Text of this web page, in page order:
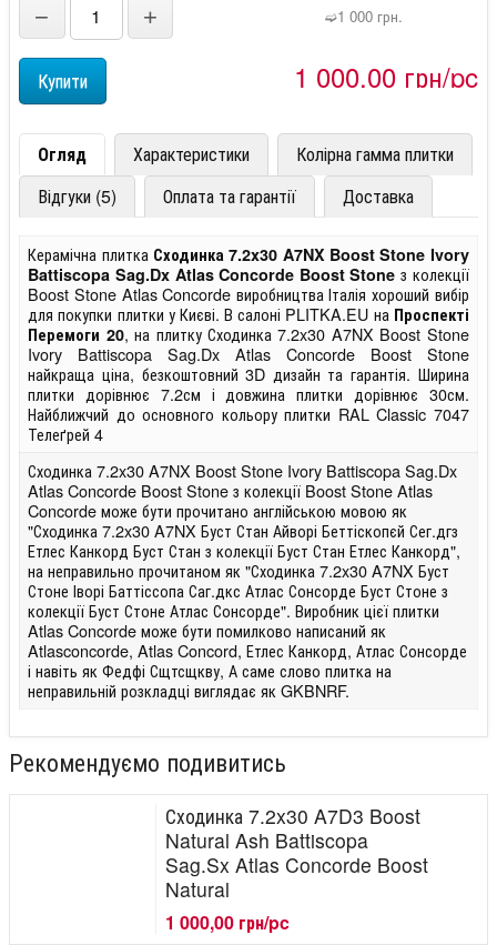
− + ➫1 000 грн.
1 000,00 грн/pc
Огляд Характеристики
Колірна гамма плитки
Відгуки (5)
Оплата та гарантії Доставка
Керамічна плитка Сходинка 7.2x30 A7NX Boost Stone Ivory
Battiscopa Sag.Dx Atlas Concorde Boost Stone з колекції
Boost Stone Atlas Concorde виробництва Італія хороший вибір
для покупки плитки у Києві. В салоні PLITKA.EU на Проспекті
Перемоги 20, на плитку Сходинка 7.2x30 A7NX Boost Stone
Ivory Battiscopa Sag.Dx Atlas Concorde Boost Stone
найкраща ціна, безкоштовний 3D дизайн та гарантія. Ширина
плитки дорівнює 7.2см і довжина плитки дорівнює 30см.
Найближчий до основного кольору плитки RAL Classic 7047
Телеґрей 4
Сходинка 7.2x30 A7NX Boost Stone Ivory Battiscopa Sag.Dx
Atlas Concorde Boost Stone з колекції Boost Stone Atlas
Concorde може бути прочитано англійською мовою як
"Сходинка 7.2x30 A7NX Буст Стан Айворі Беттіскопєй Сег.дгз
Етлес Канкорд Буст Стан з колекції Буст Стан Етлес Канкорд",
на неправильно прочитаном як "Сходинка 7.2x30 A7NX Буст
Стоне Іворі Баттіссопа Саг.дкс Атлас Сонсорде Буст Стоне з
колекції Буст Стоне Атлас Сонсорде". Виробник цієї плитки
Atlas Concorde може бути помилково написаний як
Atlasconcorde, Atlas Concord, Етлес Канкорд, Атлас Сонсорде
і навіть як Федфі Сщтсщкву, А саме слово плитка на
неправильній розкладці виглядає як GKBNRF.
Рекомендуємо подивитись
Сходинка 7.2x30 A7D3 Boost
Natural Ash Battiscopa
Sag.Sx Atlas Concorde Boost
Natural
1 000,00 грн/pc